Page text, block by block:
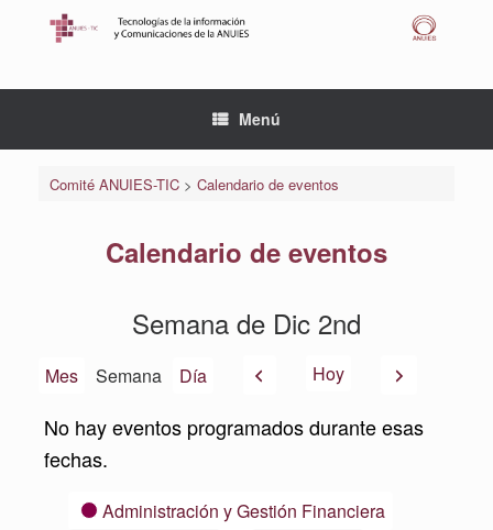
Menú
Comité ANUIES-TIC> Calendario de eventos
Calendario de eventos
Semana de Dic 2nd
Mes Semana Día AnteriorHoy Siguiente
No hay eventos programados durante esas
fechas.
CategoríasAdministración y Gestión Financiera